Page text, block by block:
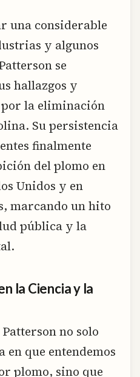
una considerable
y algunos
se
hallazgos y
la eliminación
Su persistencia
finalmente
del plomo en
Unidos y en
marcando un hito
pública y la
la Ciencia y la
no solo
que entendemos
plomo, sino que